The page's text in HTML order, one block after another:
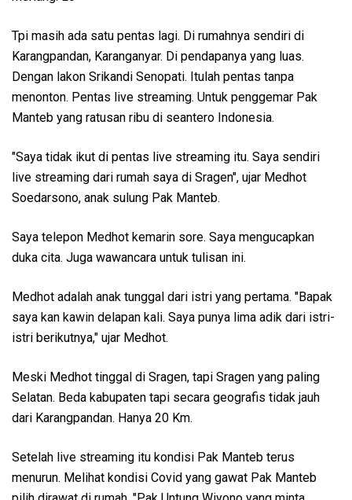
Tpi masih ada satu pentas lagi. Di rumahnya sendiri di
Karangpandan, Karanganyar. Di pendapanya yang luas.
Dengan lakon Srikandi Senopati. Itulah pentas tanpa
menonton. Pentas live streaming. Untuk penggemar Pak
Manteb yang ratusan ribu di seantero Indonesia.
"Saya tidak ikut di pentas live streaming itu. Saya sendiri
live streaming dari rumah saya di Sragen", ujar Medhot
Soedarsono, anak sulung Pak Manteb.
Saya telepon Medhot kemarin sore. Saya mengucapkan
duka cita. Juga wawancara untuk tulisan ini.
Medhot adalah anak tunggal dari istri yang pertama. "Bapak
saya kan kawin delapan kali. Saya punya lima adik dari istri-
istri berikutnya," ujar Medhot.
Meski Medhot tinggal di Sragen, tapi Sragen yang paling
Selatan. Beda kabupaten tapi secara geografis tidak jauh
dari Karangpandan. Hanya 20 Km.
Setelah live streaming itu kondisi Pak Manteb terus
menurun. Melihat kondisi Covid yang gawat Pak Manteb